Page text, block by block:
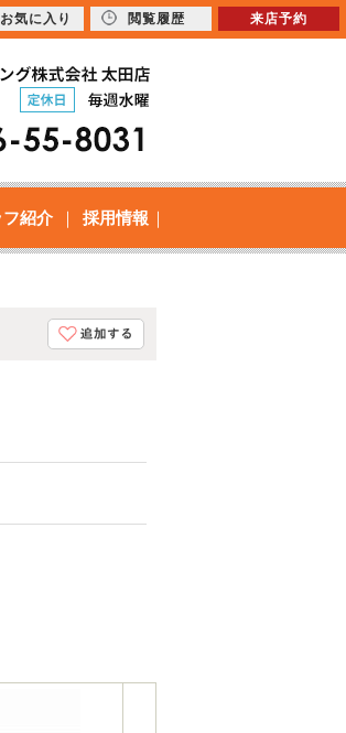
フ紹介 採用情報
お気に入り 閲覧履歴 来店予約